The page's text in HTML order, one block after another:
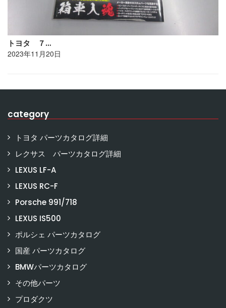
トヨタ ７…
2023年11月20日
category
トヨタ パーツカタログ詳細
レクサス パーツカタログ詳細
LEXUS LF-A
LEXUS RC-F
Porsche 991/718
LEXUS IS500
ポルシェ パーツカタログ
国産 パーツカタログ
BMWパーツカタログ
その他パーツ
プロダクツ